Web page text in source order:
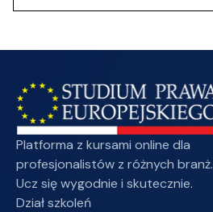
Platforma z kursami online dla
profesjonalistów z różnych branż.
Ucz się wygodnie i skutecznie.
Dział szkoleń